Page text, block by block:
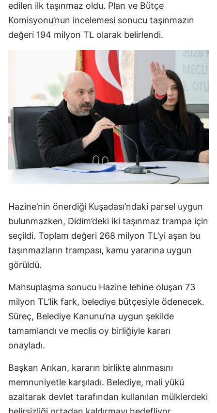
edilen ilk taşınmaz oldu. Plan ve Bütçe
Komisyonu’nun incelemesi sonucu taşınmazın
değeri 194 milyon TL olarak belirlendi.
Hazine’nin önerdiği Kuşadası’ndaki parsel uygun
bulunmazken, Didim’deki iki taşınmaz trampa için
seçildi. Toplam değeri 268 milyon TL’yi aşan bu
taşınmazların trampası, kamu yararına uygun
görüldü.
Mahsuplaşma sonucu Hazine lehine oluşan 73
milyon TL’lik fark, belediye bütçesiyle ödenecek.
Süreç, Belediye Kanunu’na uygun şekilde
tamamlandı ve meclis oy birliğiyle kararı
onayladı.
Başkan Arıkan, kararın birlikte alınmasını
memnuniyetle karşıladı. Belediye, mali yükü
azaltarak devlet tarafından kullanılan mülklerdeki